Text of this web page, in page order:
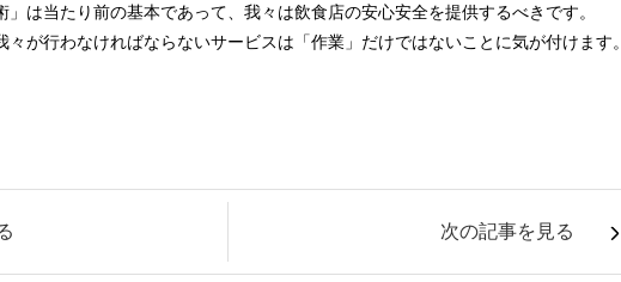
」は当たり前の基本であって、我々は飲食店の安心安全を提供するべきです。
々が行わなければならないサービスは「作業」だけではないことに気が付けます。
次の記事を見る